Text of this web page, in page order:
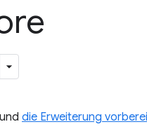
und die Erweiterung